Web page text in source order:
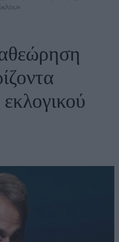
εκλογικού